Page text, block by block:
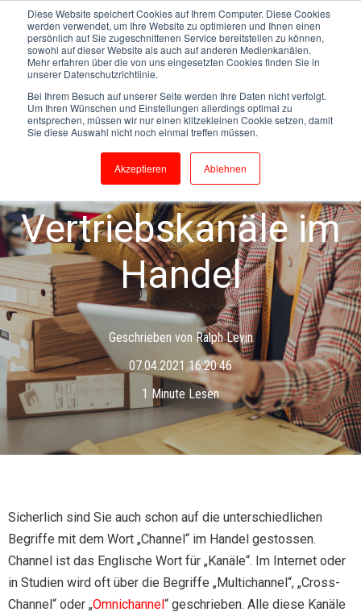
Diese Website speichert Cookies auf Ihrem Computer. Diese Cookies
werden verwendet, um Ihre Website zu optimieren und Ihnen einen
persönlich auf Sie zugeschnittenen Service bereitstellen zu können,
sowohl auf dieser Website als auch auf anderen Medienkanälen.
Mehr erfahren über die von uns eingesetzten Cookies finden Sie in
unserer Datenschutzrichtlinie.
Bei Ihrem Besuch auf unserer Seite werden Ihre Daten nicht verfolgt.
Um Ihren Wünschen und Einstellungen allerdings optimal zu
entsprechen, müssen wir nur einen klitzekleinen Cookie setzen, damit
Sie diese Auswahl nicht noch einmal treffen müssen.
Akzeptieren Ablehnen
Cross-Channel
IT-Infrastruktur
Omnichannel
Multichannel
No-Line-Commerce
Vertriebskanäle im
Handel
Geschrieben von Ralph Levin
07.04.2021 16:20:46
1 Minute Lesen
Sicherlich sind Sie auch schon auf die unterschiedlichen
Begriffe mit dem Wort „Channel“ im Handel gestossen.
Channel ist das Englische Wort für „Kanäle“. Im Internet oder
in Studien wird oft über die Begriffe „Multichannel“, „Cross-
Channel“ oder „Omnichannel“ geschrieben. Alle diese Kanäle